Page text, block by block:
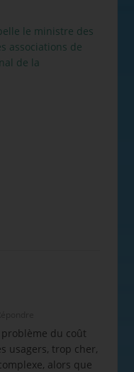
le ministre des
associations de
de la
du coût
usagers, trop cher,
alors que